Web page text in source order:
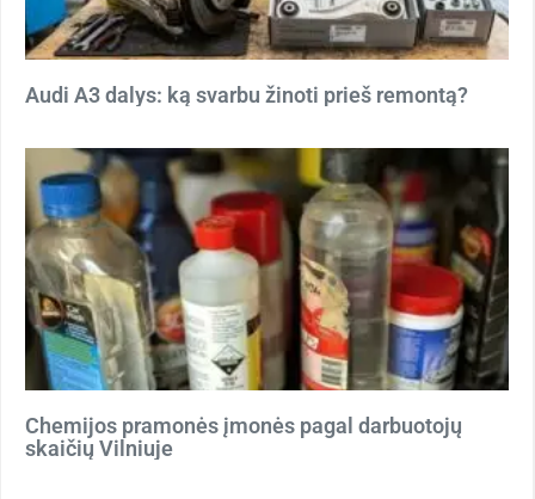
Audi A3 dalys: ką svarbu žinoti prieš remontą?
Chemijos pramonės įmonės pagal darbuotojų
skaičių Vilniuje